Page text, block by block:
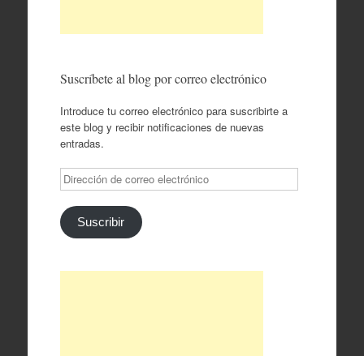
Suscríbete al blog por correo electrónico
Introduce tu correo electrónico para suscribirte a
este blog y recibir notificaciones de nuevas
entradas.
Dirección
de
correo
electrónico
Suscribir